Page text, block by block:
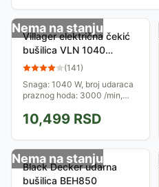
Nema na stanju
Villager električna čekić
bušilica VLN 1040
023486 (141)
Snaga: 1040 W, broj udaraca
praznog hoda: 3000 /min,
udarca: 4.2 J.
10,499 RSD
Nema na stanju
Black Decker udarna
bušilica BEH850